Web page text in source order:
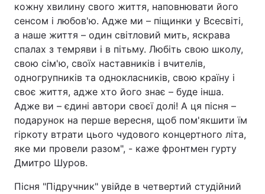
кожну хвилину свого життя, наповнювати його
сенсом і любов'ю. Адже ми – піщинки у Всесвіті,
а наше життя – один світловий мить, яскрава
спалах з темряви і в пітьму. Любіть свою школу,
свою сім'ю, своїх наставників і вчителів,
одногрупників та однокласників, свою країну і
своє життя, адже хто його знає – буде інша.
Адже ви – єдині автори своєї долі! А ця пісня –
подарунок на перше вересня, щоб пом'якшити їм
гіркоту втрати цього чудового концертного літа,
яке ми провели разом", - каже фронтмен гурту
Дмитро Шуров.
Пісня "Підручник" увійде в четвертий студійний